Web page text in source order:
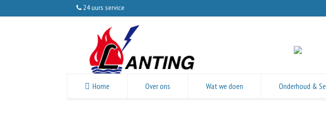
24 uurs service
Home Over ons Wat we doen Onderhoud &